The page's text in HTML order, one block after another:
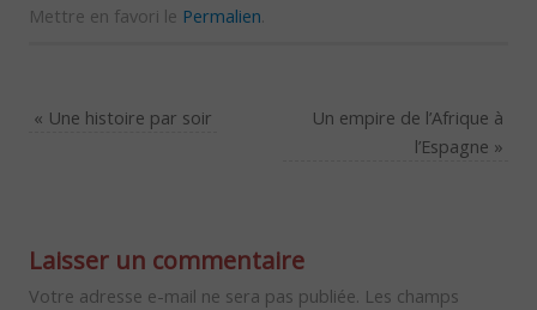
Mettre en favori le Permalien.
« Une histoire par soir
Un empire de l’Afrique à
l’Espagne »
Laisser un commentaire
Votre adresse e-mail ne sera pas publiée. Les champs